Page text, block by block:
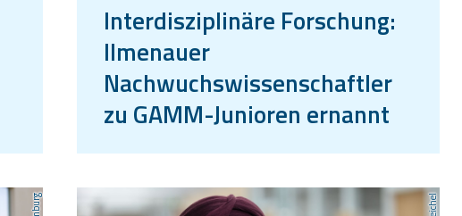
Interdisziplinäre Forschung:
Ilmenauer
Nachwuchswissenschaftler
zu GAMM-Junioren ernannt